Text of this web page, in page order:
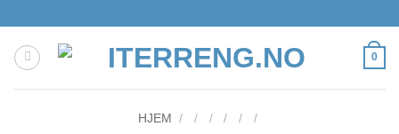
to
content
0
HJEM / / / / / /